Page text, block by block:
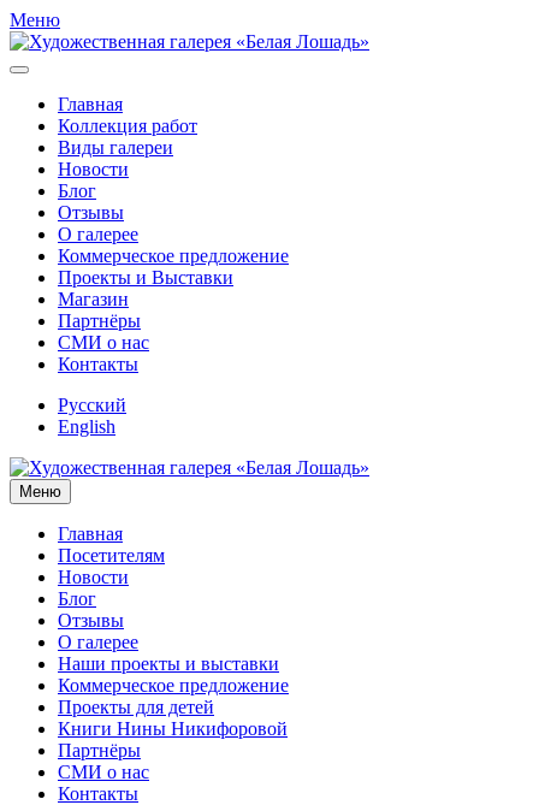
Меню
Главная
Коллекция работ
Виды галереи
Новости
Блог
Отзывы
О галерее
Коммерческое предложение
Проекты и Выставки
Магазин
Партнёры
СМИ о нас
Контакты
Русский
English
Меню
Главная
Посетителям
Новости
Блог
Отзывы
О галерее
Наши проекты и выставки
Коммерческое предложение
Проекты для детей
Книги Нины Никифоровой
Партнёры
СМИ о нас
Контакты